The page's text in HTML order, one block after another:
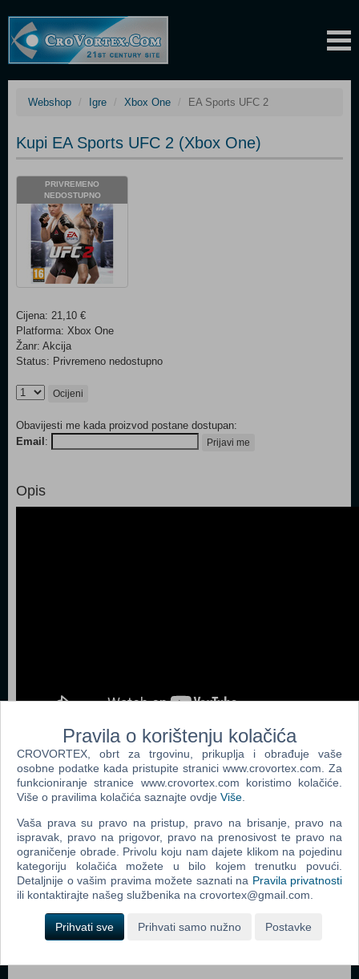
Webshop Igre Xbox One EA Sports UFC 2
Kupi EA Sports UFC 2 (Xbox One)
PRIVREMENO
NEDOSTUPNO
Cijena: 21,10 €
Platforma: Xbox One
Žanr: Akcija
Status: Privremeno nedostupno
Ocijeni
Obavijesti me kada proizvod postane dostupan:
Email : Prijavi me
Opis
Popularno
Grand Theft Auto V (Xbox One)
Watch Dogs (N) (Xbox One)
Star Wars Battlefront (Xbox One)
WWE 2K15 (Xbox One)
Metal Gear Solid V (5) The Phantom Pain - Day One
Pravila o korištenju kolačića
CROVORTEX, obrt za trgovinu, prikuplja i obrađuje vaše
osobne podatke kada pristupite stranici www.crovortex.com. Za
funkcioniranje stranice www.crovortex.com koristimo kolačiće.
Više o pravilima kolačića saznajte ovdje Više
Vaša prava su pravo na pristup, pravo na brisanje, pravo na
ispravak, pravo na prigovor, pravo na prenosivost te pravo na
ograničenje obrade. Privolu koju nam dajete klikom na pojedinu
kategoriju kolačića možete u bilo kojem trenutku povući.
Detaljnije o vašim pravima možete saznati na Pravila privatnosti
ili kontaktirajte našeg službenika na crovortex@gmail.com.
Prihvati sve Prihvati samo nužno Postavke